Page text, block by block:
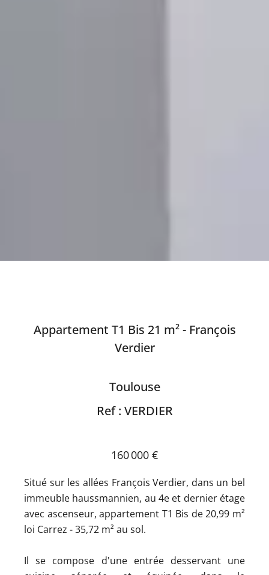
Appartement T1 Bis 21 m² - François
Verdier
Toulouse
Ref : VERDIER
160 000 €
Situé sur les allées François Verdier, dans un bel
immeuble haussmannien, au 4e et dernier étage
avec ascenseur, appartement T1 Bis de 20,99 m²
loi Carrez - 35,72 m² au sol.
Il se compose d'une entrée desservant une